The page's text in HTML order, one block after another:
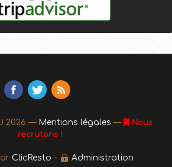
2026 — Mentions légales —
Nous
recrutons !
ClicResto - Administration